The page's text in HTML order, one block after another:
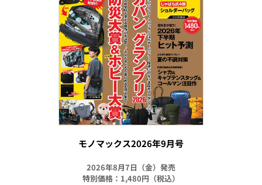
モノマックス2026年9月号
2026年8月7日（金）発売
特別価格：1,480円（税込）